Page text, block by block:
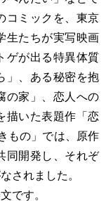
コミックを、東京
生たちが実写映画
ゲが出る特異体質
」、ある秘密を抱
の家」、恋人への
描いた表題作「恋
もの」では、原作
同開発し、それぞ
されました。
です。